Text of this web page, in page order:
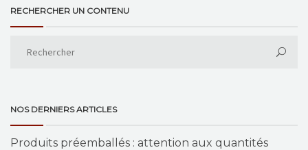
RECHERCHER UN CONTENU
NOS DERNIERS ARTICLES
Produits préemballés : attention aux quantités